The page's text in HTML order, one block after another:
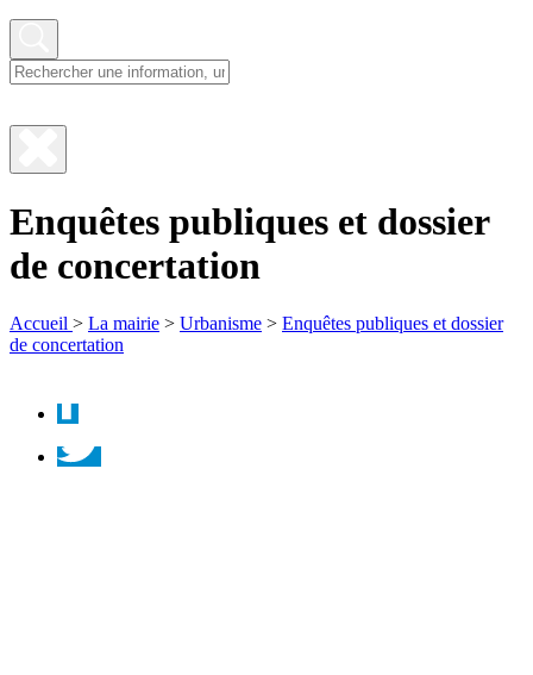
Fermer
recherche
Enquêtes publiques et dossier
de concertation
Accueil > La mairie > Urbanisme > Enquêtes publiques et dossier
de concertation